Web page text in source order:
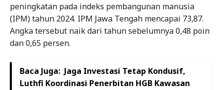
peningkatan pada indeks pembangunan manusia
(IPM) tahun 2024. IPM Jawa Tengah mencapai 73,87.
Angka tersebut naik dari tahun sebelumnya 0,48 poin
dan 0,65 persen.
Baca Juga: Jaga Investasi Tetap Kondusif,
Luthfi Koordinasi Penerbitan HGB Kawasan